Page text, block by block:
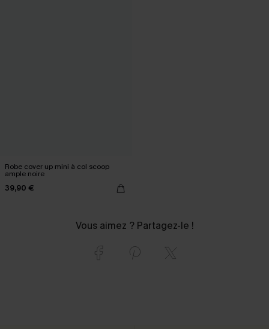
Robe cover up mini à col scoop
ample noire
39,90 €
Vous aimez ? Partagez-le !